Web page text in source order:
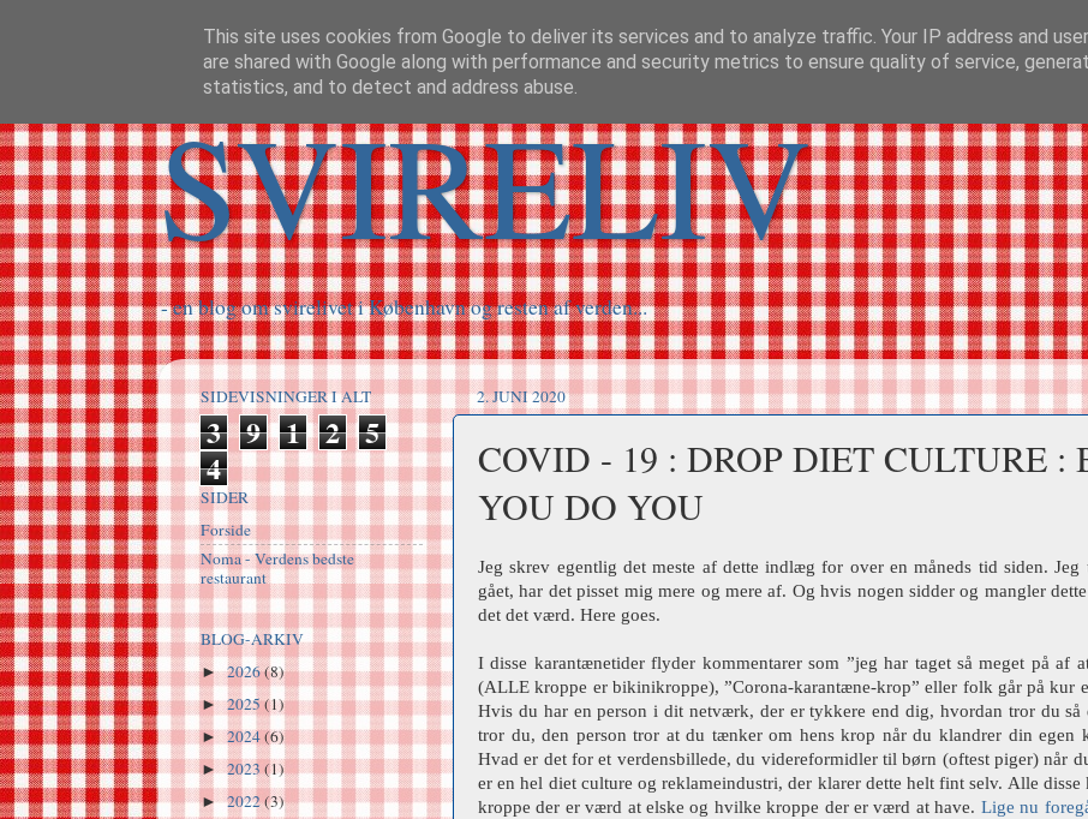
SVIRELIV
- en blog om svirelivet i København og resten af verden...
2. JUNI 2020
COVID - 19 : DROP DIET CULTURE
YOU DO YOU
Jeg skrev egentlig det meste af dette indlæg for over en måneds tid siden.
gået, har det pisset mig mere og mere af. Og hvis nogen sidder og mangler
det det værd. Here goes.
I disse karantænetider flyder kommentarer som ”jeg har taget så meget på af
(ALLE kroppe er bikinikroppe), ”Corona-karantæne-krop” eller folk går på kur
Hvis du har en person i dit netværk, der er tykkere end dig, hvordan tror du så
tror du, den person tror at du tænker om hens krop når du klandrer din
Hvad er det for et verdensbillede, du videreformidler til børn (oftest piger) når
er en hel diet culture og reklameindustri, der klarer dette helt fint selv. Alle
kroppe der er værd at elske og hvilke kroppe der er værd at have. Lige nu
SIDEVISNINGER I ALT
3 9 1 2 5
4
SIDER
Forside
Noma - Verdens bedste
restaurant
BLOG-ARKIV
►2026(8)
►2025(1)
► 2024(6)
►2023(1)
►2022(3)
This site uses cookies from Google to deliver its services and to analyze traffic. Your IP address and
are shared with Google along with performance and security metrics to ensure quality of service,
statistics, and to detect and address abuse.